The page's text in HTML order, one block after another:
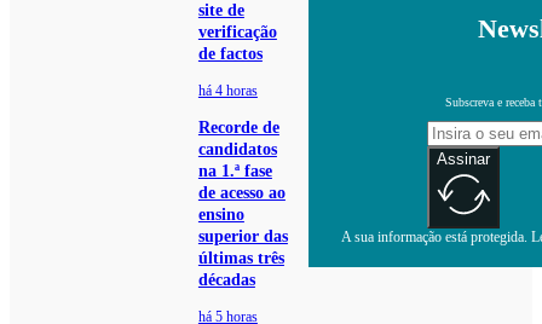
site de
verificação
de factos
há 4 horas
Recorde de
candidatos
na 1.ª fase
de acesso ao
ensino
superior das
últimas três
décadas
há 5 horas
Subscreva e receba
Assinar
A sua informação está protegida.